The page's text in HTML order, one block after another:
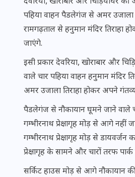
पहिया वाहन पैडलेगंज से अमर उजाला
रामगढ़ताल से हनुमान मंदिर तिराहा
जाएंगे.
इसी प्रकार देवरिया, खोराबार और
वाले चार पहिया वाहन हनुमान मंदिर
अमर उजाला तिराहा होकर अपने
पैडलेगंज से नौकायान घूमने जाने वाले
गम्भीरनाथ प्रेक्षागृह मोड़ से आगे नहीं
गम्भीरनाथ प्रेक्षागृह मोड़ से डायवर्जन
प्रेक्षागृह के सामने और चारों तरफ पार्क
सर्किट हाउस मोड़ से आगे नौकायान